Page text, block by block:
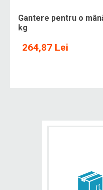
Gantere pentru o
kg
264,87 Lei